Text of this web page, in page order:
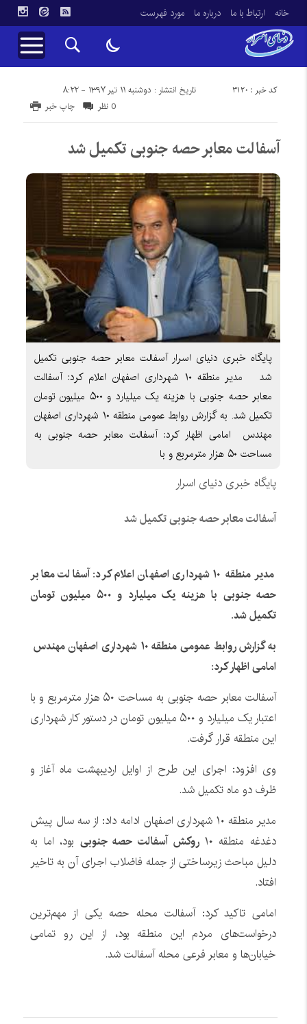
خانه ارتباط با ما درباره ما مورد فهرست
تاریخ انتشار : دوشنبه ۱۱ تیر ۱۳۹۷ - ۸:۲۲ کد خبر : 3120
چاپ خبر 0 نظر
آسفالت معابر حصه جنوبی تکمیل شد
پایگاه خبری دنیای اسرار آسفالت معابر حصه جنوبی تکمیل
شد مدیر منطقه ۱۰ شهرداری اصفهان اعلام کرد: آسفالت
معابر حصه جنوبی با هزینه یک میلیارد و ۵۰۰ میلیون تومان
تکمیل شد. به گزارش روابط عمومی منطقه ۱۰ شهرداری اصفهان
مهندس امامی اظهار کرد: آسفالت معابر حصه جنوبی به
مساحت ۵۰ هزار مترمربع و با
پایگاه خبری دنیای اسرار
آسفالت معابر حصه جنوبی تکمیل شد
مدیر منطقه ۱۰شهرداری اصفهان اعلام کرد: آسفالت معابر
حصه جنوبی با هزینه یک میلیارد و ۵۰۰ میلیون تومان
تکمیل شد.
بهگزارش روابط عمومی منطقه ۱۰ شهرداری اصفهان مهندس
امامی اظهار کرد:
آسفالت معابر حصه جنوبی به مساحت ۵۰ هزار مترمربع و با
اعتبار یک میلیارد و ۵۰۰ میلیون تومان در دستور کار شهرداری
این منطقه قرار گرفت.
وی افزود: اجرای این طرح از اوایل اردیبهشت ماه آغاز و
ظرف دو ماه تکمیل شد.
مدیر منطقه ۱۰ شهرداری اصفهان ادامه داد: از سه سال پیش
دغدغه منطقه ۱ ۰ روکش آسفالت حصه جنوبی
بود، اما به
دلیل مباحث زیرساختی از جمله فاضلاب اجرای آن به تاخیر
افتاد.
امامی تاکید کرد: آسفالت محله حصه یکی از مهم‌ترین
درخواست‌های مردم این منطقه بود، از این رو تمامی
خیابان‌ها و معابر فرعی محله آسفالت شد.